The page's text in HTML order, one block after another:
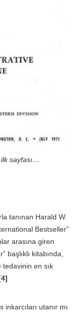
sayfası…
tanınan Harald W.
Bestseller”
arasına giren
başlıklı kitabında,
en sık
utanır mı